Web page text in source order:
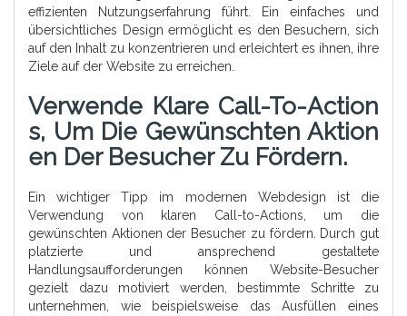
effizienten Nutzungserfahrung führt. Ein einfaches und
übersichtliches Design ermöglicht es den Besuchern, sich
auf den Inhalt zu konzentrieren und erleichtert es ihnen, ihre
Ziele auf der Website zu erreichen.
Verwende Klare Call-To-Action
S, Um Die Gewünschten Aktion
En Der Besucher Zu Fördern.
Ein wichtiger Tipp im modernen Webdesign ist die
Verwendung von klaren Call-to-Actions, um die
gewünschten Aktionen der Besucher zu fördern. Durch gut
platzierte und ansprechend gestaltete
Handlungsaufforderungen können Website-Besucher
gezielt dazu motiviert werden, bestimmte Schritte zu
unternehmen, wie beispielsweise das Ausfüllen eines